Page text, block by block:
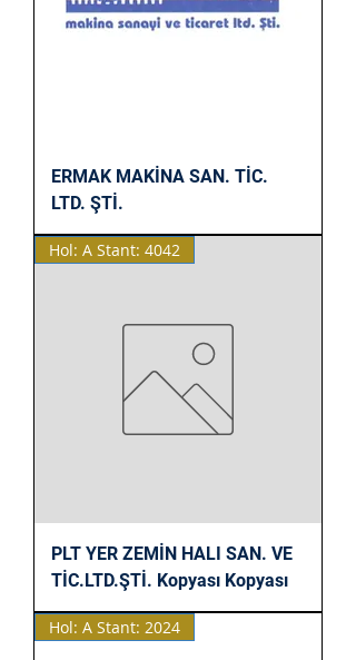
ERMAK MAKİNA SAN. TİC.
LTD. ŞTİ.
Hol: A Stant: 4042
PLT YER ZEMİN HALI SAN. VE
TİC.LTD.ŞTİ. Kopyası Kopyası
Hol: A Stant: 2024